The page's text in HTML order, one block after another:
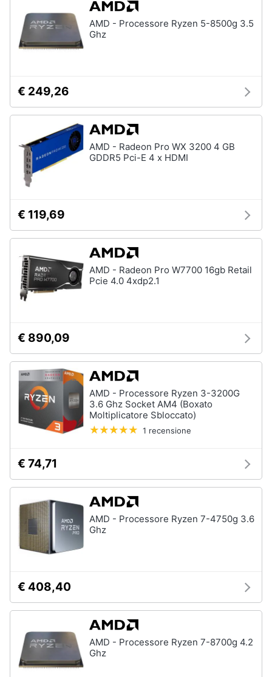
Festività
ricorrenze
Servizi
Assistenza
clienti
Esci
AMD - Processore Ryzen 5-8500g 3.5
Ghz
€ 249,26
AMD - Radeon Pro WX 3200 4 GB
GDDR5 Pci-E 4 x HDMI
€ 119,69
AMD - Radeon Pro W7700 16gb Retail
Pcie 4.0 4xdp2.1
€ 890,09
AMD - Processore Ryzen 3-3200G
3.6 Ghz Socket AM4 (Boxato
Moltiplicatore Sbloccato)
1 recensione
€ 74,71
AMD - Processore Ryzen 7-4750g 3.6
Ghz
€ 408,40
AMD - Processore Ryzen 7-8700g 4.2
Ghz